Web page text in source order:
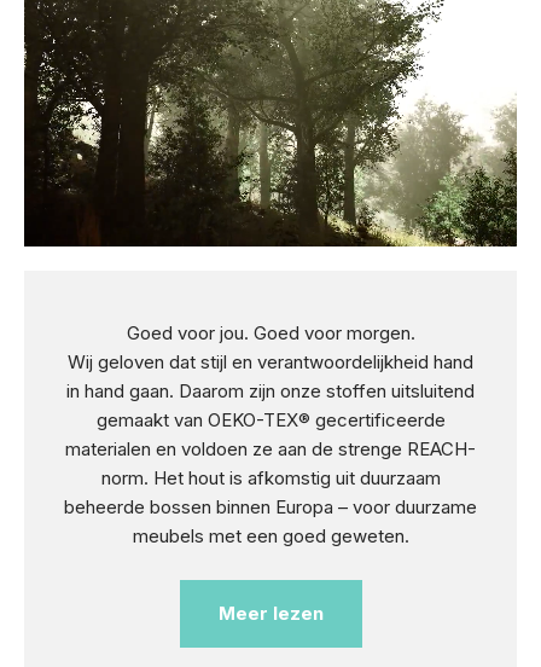
Goed voor jou. Goed voor morgen.
Wij geloven dat stijl en verantwoordelijkheid hand
in hand gaan. Daarom zijn onze stoffen uitsluitend
gemaakt van OEKO-TEX® gecertificeerde
materialen en voldoen ze aan de strenge REACH-
norm. Het hout is afkomstig uit duurzaam
beheerde bossen binnen Europa – voor duurzame
meubels met een goed geweten.
Meer lezen